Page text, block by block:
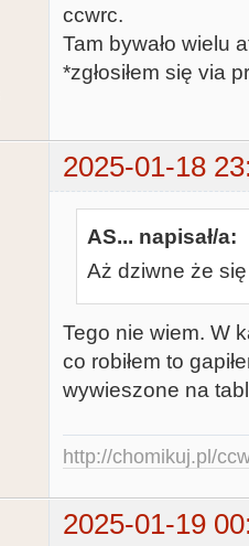
ccwrc.
Tam bywało wielu
*zgłosiłem się via
2025-01-18
AS... napisał/a:
Aż dziwne że
Tego nie wiem. W
co robiłem to
wywieszone na
http://chomikuj.pl/
2025-01-19